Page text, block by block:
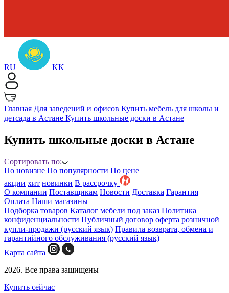
RU KK
Главная Для заведений и офисов Купить мебель для школы и
детсада в Астане Купить школьные доски в Астане
Купить школьные доски в Астане
Сортировать по:
По новизне По популярности По цене
акции хит новинки B рассрочку
О компании Поставщикам Новости Доставка Гарантия
Оплата Наши магазины
Подборка товаров Каталог мебели под заказ Политика
конфиденциальности Публичный договор оферта розничной
купли-продажи (русский язык) Правила возврата, обмена и
гарантийного обслуживания (русский язык)
Карта сайта
2026. Все права защищены
Купить сейчас